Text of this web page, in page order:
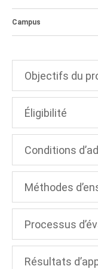
Campus
Objectifs du
Éligibilité
Conditions
Méthodes
Processus
Résultats